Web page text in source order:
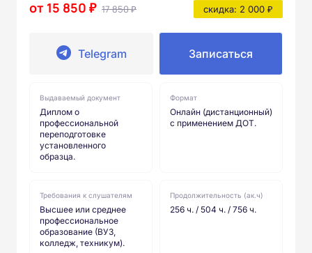
от 15 850 ₽ 17 850 ₽ скидка: 2 000 ₽
Telegram Записаться
Выдаваемый документ
Диплом о
профессиональной
переподготовке
установленного
образца.
Формат
Онлайн (дистанционный)
с применением ДОТ.
Требования к слушателям
Высшее или среднее
профессиональное
образование (ВУЗ,
колледж, техникум).
Продолжительность (ак.ч)
256 ч. / 504 ч. / 756 ч.